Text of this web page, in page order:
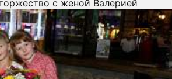
с женой Валерией